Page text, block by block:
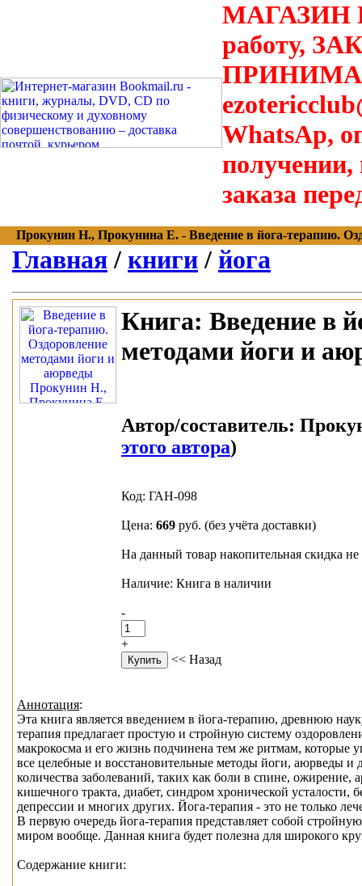
МАГАЗИН
работу,
WhatsAp,
получении,
заказа
Прокунин Н., Прокунина Е. - Введение в йога-терапию.
Главная / книги / йога
Книга: Введение в
методами йоги и
Автор/составитель:
этого автора)
Код: ГАН-098
Цена: 669 руб. (без учёта доставки)
На данный товар накопительная скидка не
Наличие: Книга в наличии
-
+
<< Назад
Аннотация:
Эта книга является введением в йога-терапию, древнюю
терапия предлагает простую и стройную систему
макрокосма и его жизнь подчинена тем же ритмам, которые
все целебные и восстановительные методы йоги, аюрведы
количества заболеваний, таких как боли в спине, ожирение,
кишечного тракта, диабет, синдром хронической усталости,
депрессии и многих других. Йога-терапия - это не только
В первую очередь йога-терапия представляет собой
миром вообще. Данная книга будет полезна для широкого
Содержание книги: